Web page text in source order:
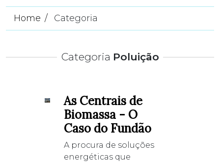
Home Categoria
Categoria Poluição
As Centrais de
Biomassa - O
Caso do Fundão
A procura de soluções
energéticas que